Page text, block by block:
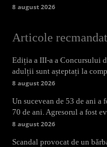
8 august 2026
Articole
Ediția a III-a a Concursului
adulții sunt așteptați la
8 august 2026
Un sucevean de 53 de ani
70 de ani. Agresorul a fost
8 august 2026
Scandal provocat de un